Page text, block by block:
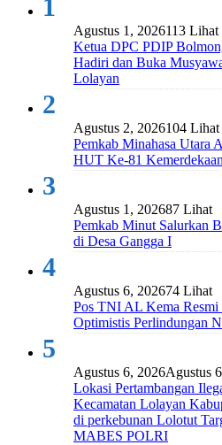
1
Agustus 1, 2026113 Lihat
Ketua DPC PDIP
Hadiri dan Buka
Lolayan
2
Agustus 2, 2026104 Lihat
Pemkab Minahasa Utara
HUT Ke-81
3
Agustus 1, 202687 Lihat
Pemkab Minut Salurkan
di Desa Gangga I
4
Agustus 6, 202674 Lihat
Pos TNI AL Kema
Optimistis Perlindungan
5
Agustus 6, 2026Agustus
Lokasi Pertambangan
Kecamatan Lolayan
di perkebunan Lolotut
MABES POLRI